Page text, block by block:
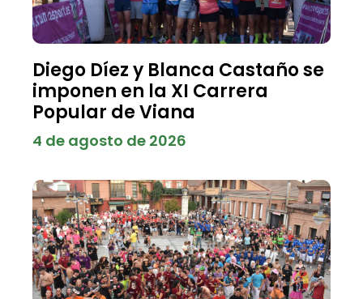
Diego Díez y Blanca Castaño se
imponen en la XI Carrera
Popular de Viana
4 de agosto de 2026